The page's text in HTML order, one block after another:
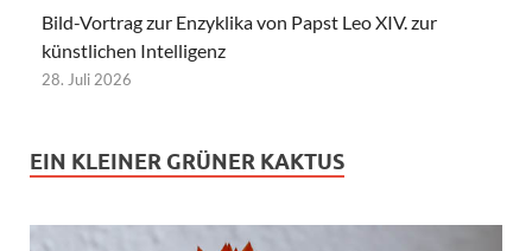
Bild-Vortrag zur Enzyklika von Papst Leo XIV. zur
künstlichen Intelligenz
28. Juli 2026
EIN KLEINER GRÜNER KAKTUS